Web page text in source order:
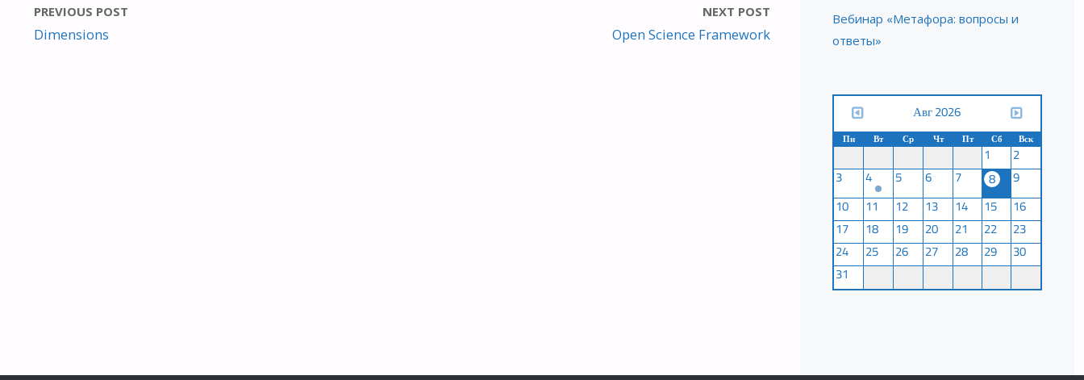
PREVIOUS POST
Dimensions
NEXT POST
Open Science Framework
Вебинар «Метафора: вопросы и
ответы»
Авг 2026
Пн Вт Ср Чт Пт Сб Вск
1
2
3
4 5 6 7 8
9
10
11 12 13 14 15
16
17
18 19 20 21 22
23
24
25 26 27 28 29
30
31